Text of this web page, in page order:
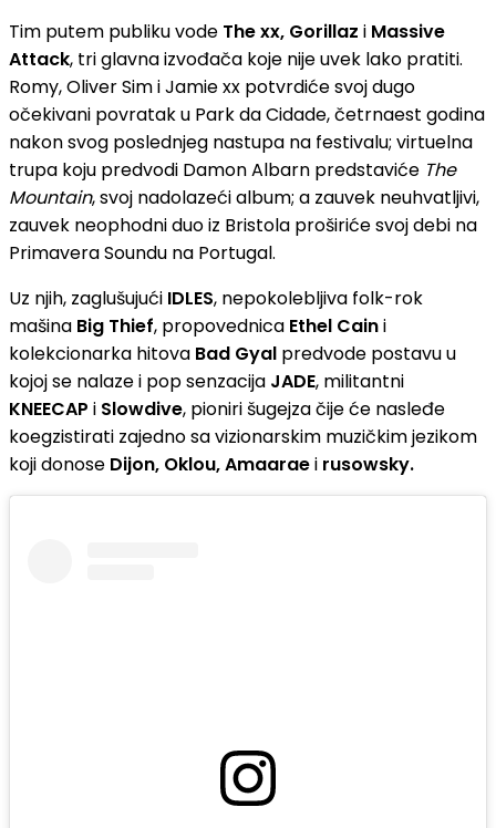
Tim putem publiku vode The xx, Gorillaz i Massive
Attack, tri glavna izvođača koje nije uvek lako pratiti.
Romy, Oliver Sim i Jamie xx potvrdiće svoj dugo
očekivani povratak u Park da Cidade, četrnaest godina
nakon svog poslednjeg nastupa na festivalu; virtuelna
trupa koju predvodi Damon Albarn predstaviće The
Mountain, svoj nadolazeći album; a zauvek neuhvatljivi,
zauvek neophodni duo iz Bristola proširiće svoj debi na
Primavera Soundu na Portugal.
Uz njih, zaglušujući IDLES, nepokolebljiva folk-rok
mašina Big Thief, propovednica Ethel Caini
kolekcionarka hitova Bad Gyal predvode postavu u
kojoj se nalaze i pop senzacija JADE, militantni
KNEECAP i Slowdive, pioniri šugejza čije će nasleđe
koegzistirati zajedno sa vizionarskim muzičkim jezikom
koji donose Dijon, Oklou, Amaaraei rusowsky.